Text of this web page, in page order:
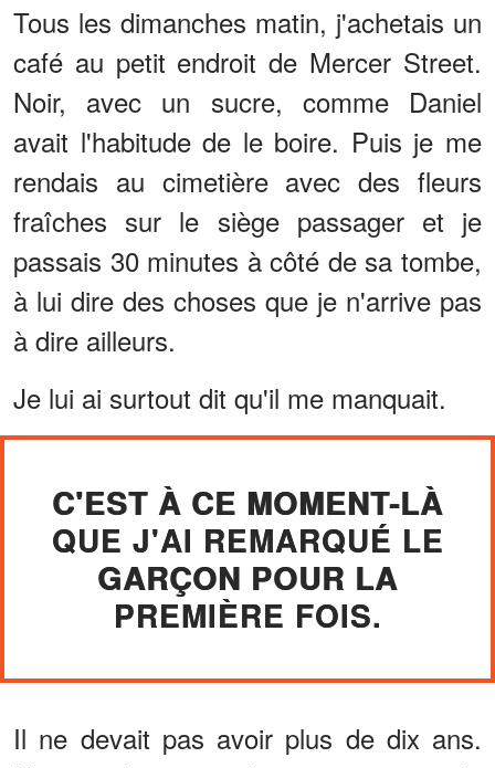
Tous les dimanches matin, j'achetais un
café au petit endroit de Mercer Street.
Noir, avec un sucre, comme Daniel
avait l'habitude de le boire. Puis je me
rendais au cimetière avec des fleurs
fraîches sur le siège passager et je
passais 30 minutes à côté de sa tombe,
à lui dire des choses que je n'arrive pas
à dire ailleurs.
Je lui ai surtout dit qu'il me manquait.
C'EST À CE MOMENT-LÀ
QUE J'AI REMARQUÉ LE
GARÇON POUR LA
PREMIÈRE FOIS.
Il ne devait pas avoir plus de dix ans.